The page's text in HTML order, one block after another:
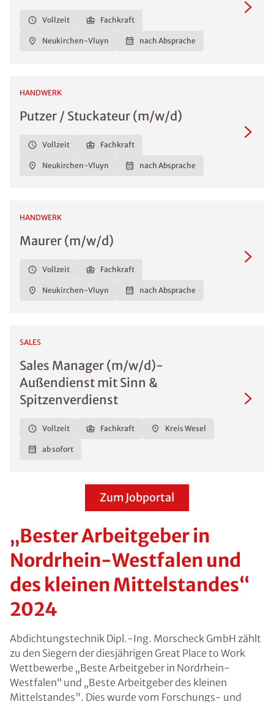
Vollzeit Fachkraft
Neukirchen-Vluyn nach Absprache
HANDWERK
Putzer / Stuckateur (m/w/d)
Vollzeit Fachkraft
Neukirchen-Vluyn nach Absprache
HANDWERK
Maurer (m/w/d)
Vollzeit Fachkraft
Neukirchen-Vluyn nach Absprache
SALES
Sales Manager (m/w/d)-
Außendienst mit Sinn &
Spitzenverdienst
Vollzeit Fachkraft Kreis Wesel
ab sofort
Zum Jobportal
„Bester Arbeitgeber in
Nordrhein-Westfalen und
des kleinen Mittelstandes“
2024
Abdichtungstechnik Dipl.-Ing. Morscheck GmbH zählt
zu den Siegern der diesjährigen Great Place to Work
Wettbewerbe „Beste Arbeitgeber in Nordrhein-
Westfalen“ und „Beste Arbeitgeber des kleinen
Mittelstandes". Dies wurde vom Forschungs- und